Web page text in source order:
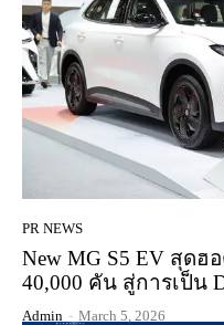
PR NEWS
New MG S5 EV สุด
40,000 คัน สู่การเป็น
Admin - March 5, 2026